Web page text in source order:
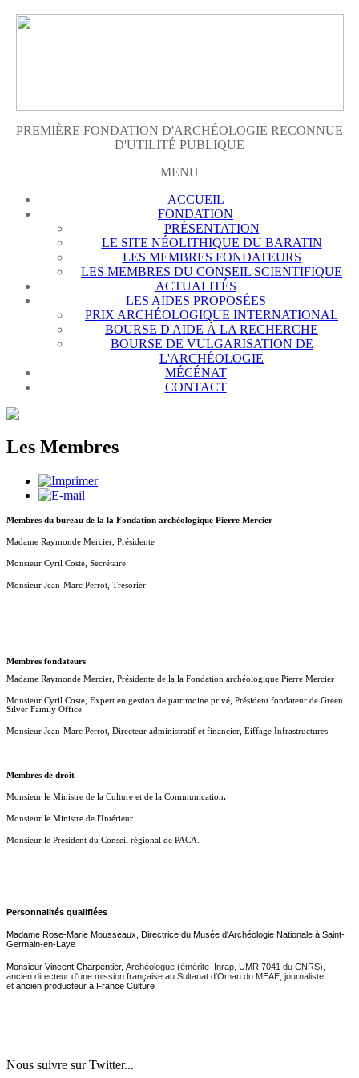
PREMIÈRE FONDATION D'ARCHÉOLOGIE RECONNUE
D'UTILITÉ PUBLIQUE
MENU
ACCUEIL
FONDATION
PRÉSENTATION
LE SITE NÉOLITHIQUE DU BARATIN
LES MEMBRES FONDATEURS
LES MEMBRES DU CONSEIL SCIENTIFIQUE
ACTUALITÉS
LES AIDES PROPOSÉES
PRIX ARCHÉOLOGIQUE INTERNATIONAL
BOURSE D'AIDE À LA RECHERCHE
BOURSE DE VULGARISATION DE
L'ARCHÉOLOGIE
MÉCÉNAT
CONTACT
Les Membres
Membres du bureau de la la Fondation archéologique Pierre Mercier
Madame Raymonde Mercier, Présidente
Monsieur Cyril Coste, Secrétaire
Monsieur Jean-Marc Perrot, Trésorier
Membres fondateurs
Madame Raymonde Mercier, Présidente de la la Fondation archéologique Pierre Mercier
Monsieur Cyril Coste, Expert en gestion de patrimoine privé, Président fondateur de Green
Silver Family Office
Monsieur Jean-Marc Perrot, Directeur administratif et financier, Eiffage Infrastructures
Membres de droit
Monsieur le Ministre de la Culture et de la Communication.
Monsieur le Ministre de l'Intérieur.
Monsieur le Président du Conseil régional de PACA.
Personnalités qualifiées
Madame Rose-Marie Mousseaux, Directrice du Musée d'Archéologie Nationale à Saint-
Germain-en-Laye
Monsieur Vincent Charpentier, Archéologue (émérite Inrap, UMR 7041 du CNRS),
ancien directeur d'une mission française au Sultanat d'Oman du MEAE, journaliste
et ancien producteur à France Culture
Nous suivre sur Twitter...